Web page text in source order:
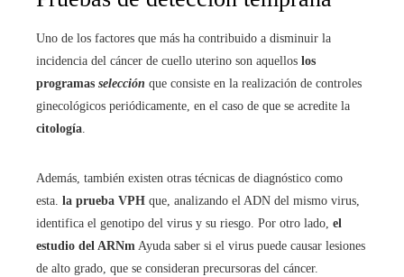
Uno de los factores que más ha contribuido a disminuir la
incidencia del cáncer de cuello uterino son aquellos los
programas selección que consiste en la realización de controles
ginecológicos periódicamente, en el caso de que se acredite la
citología.
Además, también existen otras técnicas de diagnóstico como
esta. la prueba VPH que, analizando el ADN del mismo virus,
identifica el genotipo del virus y su riesgo. Por otro lado, el
estudio del ARNm Ayuda saber si el virus puede causar lesiones
de alto grado, que se consideran precursoras del cáncer.